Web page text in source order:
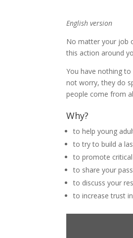
English version
No matter your job
this action around
You have nothing
not worry, they do
people come from
Why?
to help young
to try to build a
to promote
to share your
to discuss your
to increase trust